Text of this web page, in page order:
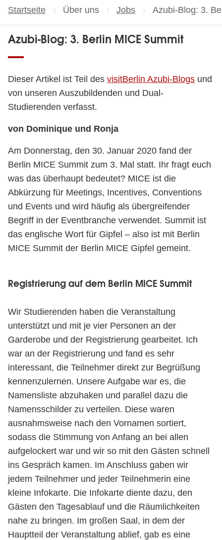
Startseite Über uns Jobs Aktuelle Seite:
Azubi-Blog: 3.
Azubi-Blog: 3. Berlin MICE Summit
Dieser Artikel ist Teil des visitBerlin Azubi-Blogs und
von unseren Auszubildenden und Dual-
Studierenden verfasst.
von Dominique und Ronja
Am Donnerstag, den 30. Januar 2020 fand der
Berlin MICE Summit zum 3. Mal statt. Ihr fragt euch
was das überhaupt bedeutet? MICE ist die
Abkürzung für Meetings, Incentives, Conventions
und Events und wird häufig als übergreifender
Begriff in der Eventbranche verwendet. Summit ist
das englische Wort für Gipfel – also ist mit Berlin
MICE Summit der Berlin MICE Gipfel gemeint.
Registrierung auf dem Berlin MICE Summit
Wir Studierenden haben die Veranstaltung
unterstützt und mit je vier Personen an der
Garderobe und der Registrierung gearbeitet. Ich
war an der Registrierung und fand es sehr
interessant, die Teilnehmer direkt zur Begrüßung
kennenzulernen. Unsere Aufgabe war es, die
Namensliste abzuhaken und parallel dazu die
Namensschilder zu verteilen. Diese waren
ausnahmsweise nach den Vornamen sortiert,
sodass die Stimmung von Anfang an bei allen
aufgelockert war und wir so mit den Gästen schnell
ins Gespräch kamen. Im Anschluss gaben wir
jedem Teilnehmer und jeder Teilnehmerin eine
kleine Infokarte. Die Infokarte diente dazu, den
Gästen den Tagesablauf und die Räumlichkeiten
nahe zu bringen. Im großen Saal, in dem der
Hauptteil der Veranstaltung ablief, gab es eine